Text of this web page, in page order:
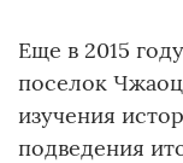
Еще в 2015
поселок
изучения
подведения